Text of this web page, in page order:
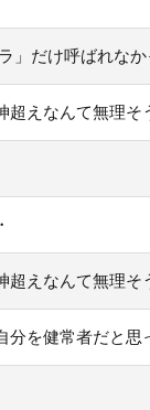
」だけ呼ばれな
超えなんて無理そ
超えなんて無理そ
分を健常者だと思